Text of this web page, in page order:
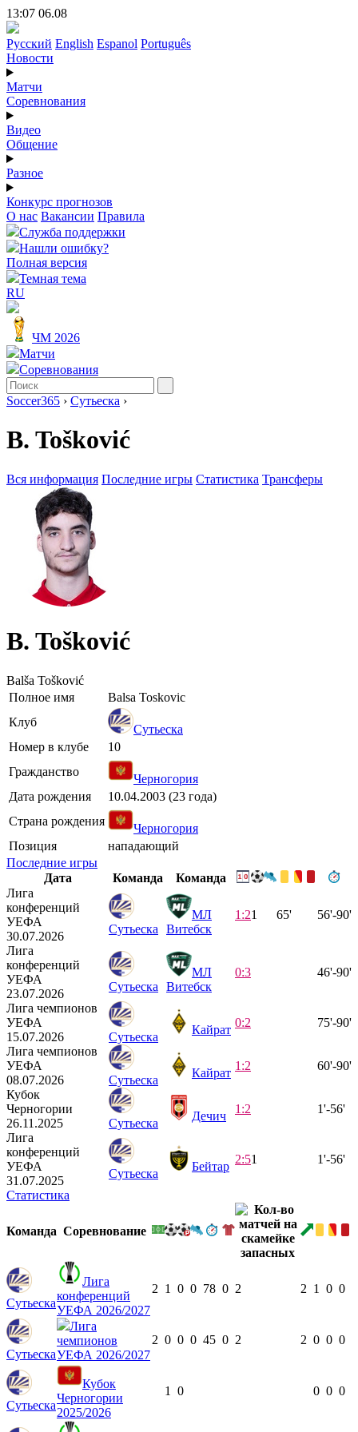
13:07 06.08
Русский English Espanol Português
Новости
Матчи
Соревнования
Видео
Общение
Разное
Конкурс прогнозов
О нас Вакансии Правила
Служба поддержки
Нашли ошибку?
Полная версия
Темная тема
RU
ЧМ 2026
Матчи
Соревнования
Soccer365 › Сутьеска ›
B. Tošković
Вся информация Последние игры Статистика Трансферы
B. Tošković
Balša Tošković
Полное имя
Balsa Toskovic
Клуб
Сутьеска
Номер в клубе
10
Гражданство
Черногория
Дата рождения
10.04.2003 (23 года)
Страна рождения
Черногория
Позиция
нападающий
Последние игры
Дата
Команда
Команда
Лига
конференций
УЕФА
30.07.2026
Сутьеска
МЛ
Витебск
1:21 65' 56'-90'
Лига
конференций
УЕФА
23.07.2026
Сутьеска
МЛ
Витебск
0:3 46'-90'
Лига чемпионов
УЕФА
15.07.2026
Сутьеска
Кайрат
0:2 75'-90'
Лига чемпионов
УЕФА
08.07.2026
Сутьеска
Кайрат
1:2 60'-90'
Кубок
Черногории
26.11.2025
Сутьеска
Дечич
1:2 1'-56'
Лига
конференций
УЕФА
31.07.2025
Сутьеска
Бейтар
2:51 1'-56'
Статистика
Команда Соревнование
Сутьеска
Лига
конференций
УЕФА 2026/2027
2 1 0 0 78 0 2 2 1 0 0
Сутьеска
Лига
чемпионов
УЕФА 2026/2027
2 0 0 0 45 0 2 2 0 0 0
Сутьеска
Кубок
Черногории
2025/2026
1 0 0 0 0